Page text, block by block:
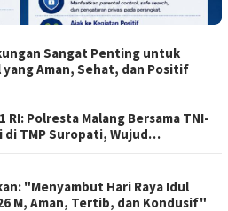
Sangat Penting untuk
Aman, Sehat, dan Positif
RI: Polresta Malang Bersama TNI-
di TMP Suropati, Wujud
"Menyambut Hari Raya Idul
M, Aman, Tertib, dan Kondusif"